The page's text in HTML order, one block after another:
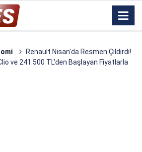
Renault Nisan'da Resmen Çıldırdı!
ve 241.500 TL'den Başlayan Fiyatlarla